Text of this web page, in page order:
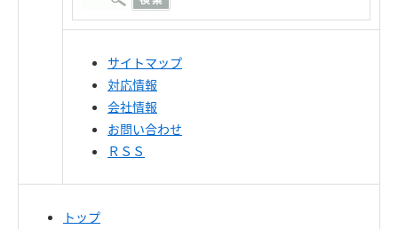
サイトマップ
対応情報
会社情報
お問い合わせ
ＲＳＳ
トップ